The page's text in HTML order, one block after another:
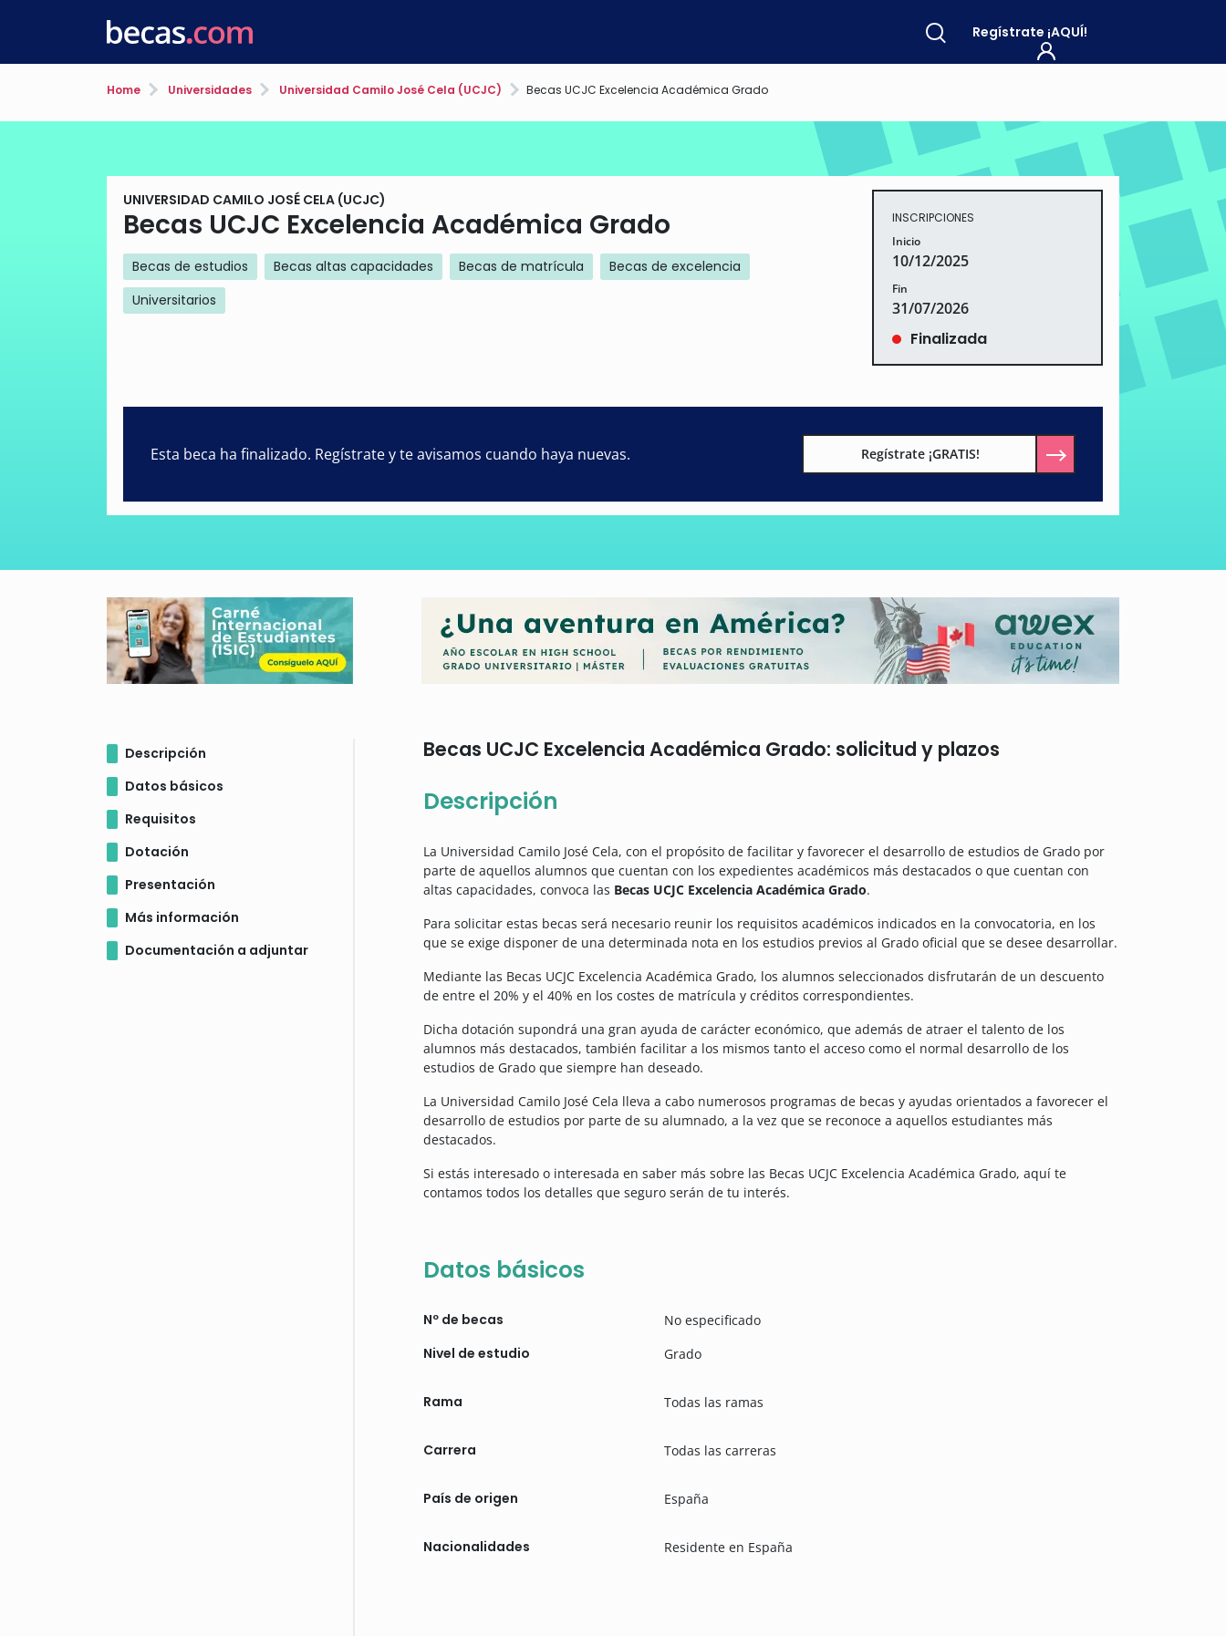
Regístrate ¡AQUÍ!
Home Universidades Universidad Camilo José Cela (UCJC) Becas UCJC Excelencia Académica Grado
UNIVERSIDAD CAMILO JOSÉ CELA (UCJC)
Becas UCJC Excelencia Académica Grado
Becas de estudios Becas altas capacidades Becas de matrícula
Becas de excelencia
Universitarios
INSCRIPCIONES
Inicio
10/12/2025
Fin
31/07/2026
Finalizada
Esta beca ha finalizado. Regístrate y te avisamos cuando haya nuevas. Regístrate ¡GRATIS!
Descripción
Datos básicos
Requisitos
Dotación
Presentación
Más información
Documentación a adjuntar
Becas UCJC Excelencia Académica Grado: solicitud y plazos
Descripción
La Universidad Camilo José Cela, con el propósito de facilitar y favorecer el desarrollo de estudios de Grado por
parte de aquellos alumnos que cuentan con los expedientes académicos más destacados o que cuentan con
altas capacidades, convoca las Becas UCJC Excelencia Académica Grado.
Para solicitar estas becas será necesario reunir los requisitos académicos indicados en la convocatoria, en los
que se exige disponer de una determinada nota en los estudios previos al Grado oficial que se desee desarrollar.
Mediante las Becas UCJC Excelencia Académica Grado, los alumnos seleccionados disfrutarán de un descuento
de entre el 20% y el 40% en los costes de matrícula y créditos correspondientes.
Dicha dotación supondrá una gran ayuda de carácter económico, que además de atraer el talento de los
alumnos más destacados, también facilitar a los mismos tanto el acceso como el normal desarrollo de los
estudios de Grado que siempre han deseado.
La Universidad Camilo José Cela lleva a cabo numerosos programas de becas y ayudas orientados a favorecer el
desarrollo de estudios por parte de su alumnado, a la vez que se reconoce a aquellos estudiantes más
destacados.
Si estás interesado o interesada en saber más sobre las Becas UCJC Excelencia Académica Grado, aquí te
contamos todos los detalles que seguro serán de tu interés.
Datos básicos
Nº de becas No especificado
Nivel de estudio Grado
Rama Todas las ramas
Carrera Todas las carreras
País de origen España
Nacionalidades Residente en España